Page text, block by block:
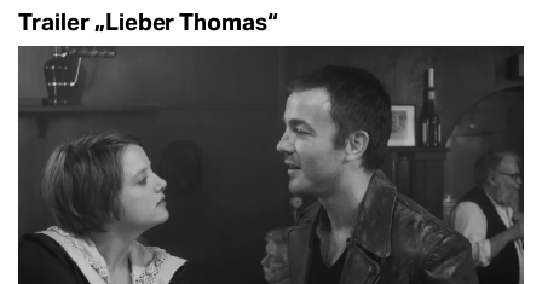
Trailer „Lieber Thomas“